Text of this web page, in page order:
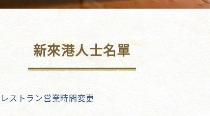
新來港人士名單
レストラン営業時間変更